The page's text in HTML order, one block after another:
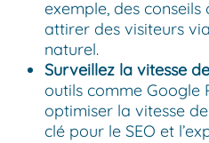
exemple, des
attirer des visiteurs
naturel.
Surveillez la vitesse
outils comme Google
optimiser la vitesse
clé pour le SEO et